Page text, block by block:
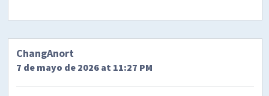
ChangAnort
7 de mayo de 2026 at 11:27 PM